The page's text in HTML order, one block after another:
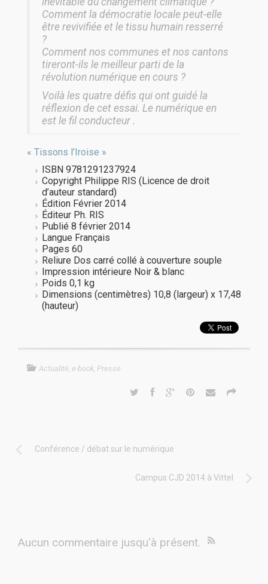
Comment la démocratie locale peut-elle
être revivifiée et le tissu humain resserré
?
Comment nos communes et nos cantons
tireront-ils le meilleur parti de la
révolution numérique en cours ?
Voilà les quatre défis qui ont guidé la
réflexion de cet essai. Le numérique en
est le fil conducteur .
« Tissons l’Iroise »
ISBN 9781291237924
Copyright Philippe RIS (Licence de droit
d’auteur standard)
Édition Février 2014
Éditeur Ph. RIS
Publié 8 février 2014
Langue Français
Pages 60
Reliure Dos carré collé à couverture souple
Impression intérieure Noir & blanc
Poids 0,1 kg
Dimensions (centimètres) 10,8 (largeur) x 17,48
(hauteur)
Actualité, e-book, Presse
Conférence / débat sur le numérique
Campus CJD 2014 à Vittel
Aucun commentaire jusqu'à présent.